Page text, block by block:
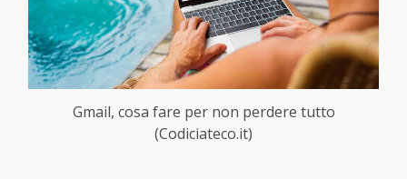
Gmail, cosa fare per non perdere tutto
(Codiciateco.it)